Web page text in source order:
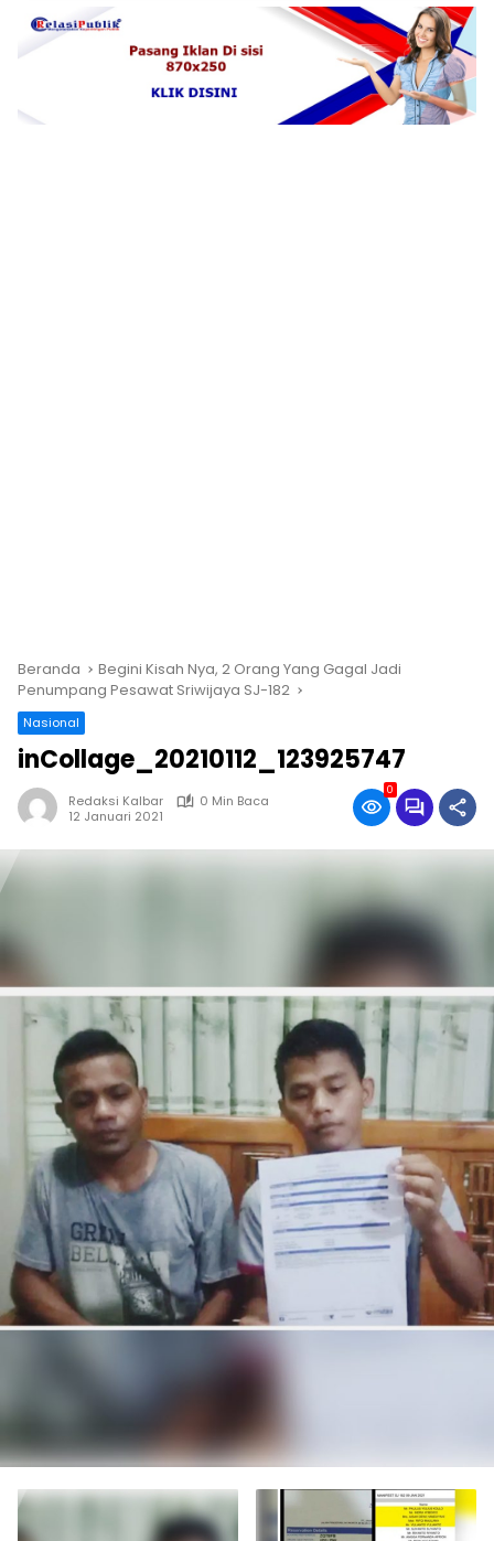
Beranda
Begini Kisah Nya, 2 Orang Yang Gagal Jadi
Penumpang Pesawat Sriwijaya SJ-182
Nasional
inCollage_20210112_123925747
Redaksi Kalbar
0 Min Baca
12 Januari 2021
0